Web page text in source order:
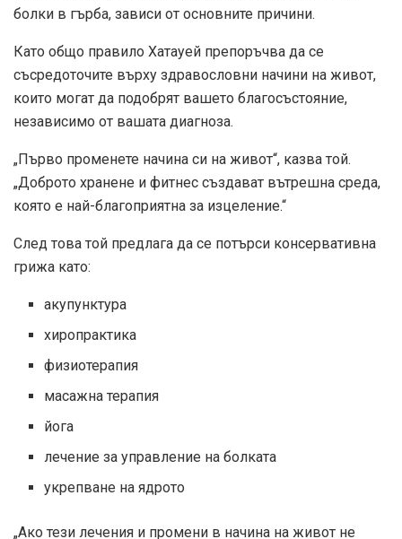
болки в гърба, зависи от основните причини.
Като общо правило Хатауей препоръчва да се
съсредоточите върху здравословни начини на живот,
които могат да подобрят вашето благосъстояние,
независимо от вашата диагноза.
„Първо променете начина си на живот“, казва той.
„Доброто хранене и фитнес създават вътрешна среда,
която е най-благоприятна за изцеление.“
След това той предлага да се потърси консервативна
грижа като:
акупунктура
хиропрактика
физиотерапия
масажна терапия
йога
лечение за управление на болката
укрепване на ядрото
„Ако тези лечения и промени в начина на живот не